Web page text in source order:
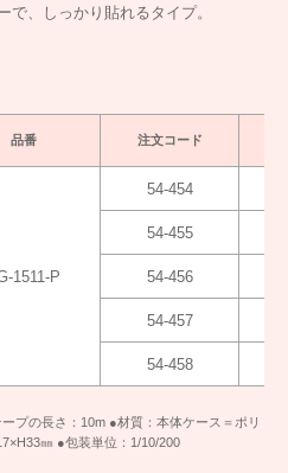
で、しっかり貼れるタイプ。
品番 注文コード
1511-P
54-454
54-455
54-456
54-457
54-458
プの長さ：10m ●材質：本体ケース＝ポリ
㎜ ●包装単位：1/10/200